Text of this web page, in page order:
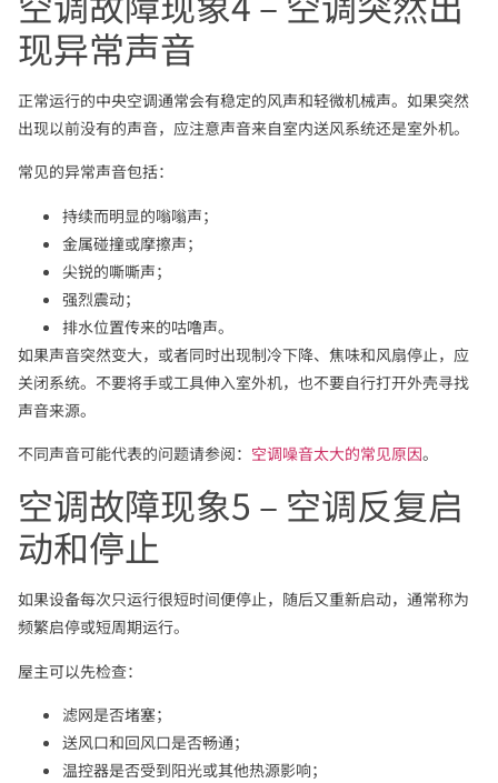
现异常声音
正常运行的中央空调通常会有稳定的风声和轻微机械声。如果突然
出现以前没有的声音，应注意声音来自室内送风系统还是室外机。
常见的异常声音包括：
持续而明显的嗡嗡声；
金属碰撞或摩擦声；
尖锐的嘶嘶声；
强烈震动；
排水位置传来的咕噜声。
如果声音突然变大，或者同时出现制冷下降、焦味和风扇停止，应
关闭系统。不要将手或工具伸入室外机，也不要自行打开外壳寻找
声音来源。
不同声音可能代表的问题请参阅： 空调噪音太大的常见原因。
空调故障现象5 – 空调反复启
动和停止
如果设备每次只运行很短时间便停止，随后又重新启动，通常称为
频繁启停或短周期运行。
屋主可以先检查：
滤网是否堵塞；
送风口和回风口是否畅通；
温控器是否受到阳光或其他热源影响；